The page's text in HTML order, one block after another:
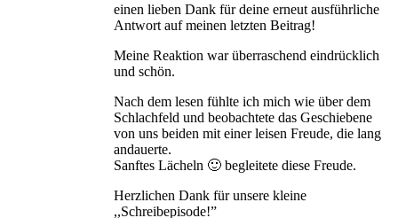
einen lieben Dank für deine erneut ausführliche
Antwort auf meinen letzten Beitrag!
Meine Reaktion war überraschend eindrücklich
und schön.
Nach dem lesen fühlte ich mich wie über dem
Schlachfeld und beobachtete das Geschiebene
von uns beiden mit einer leisen Freude, die lang
andauerte.
Sanftes Lächeln 🙂 begleitete diese Freude.
Herzlichen Dank für unsere kleine
,,Schreibepisode!”